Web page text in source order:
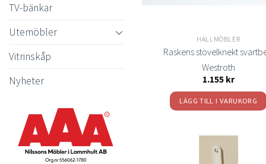
TV-bänkar
Utemöbler
Vitrinskåp
Nyheter
HALLMÖBLER
Raskens stövelknekt
Westroth
1.155 kr
LÄGG TILL I VARUKORG